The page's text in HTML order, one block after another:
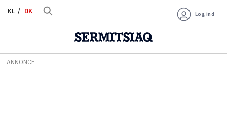
KL DK Log ind
ANNONCE